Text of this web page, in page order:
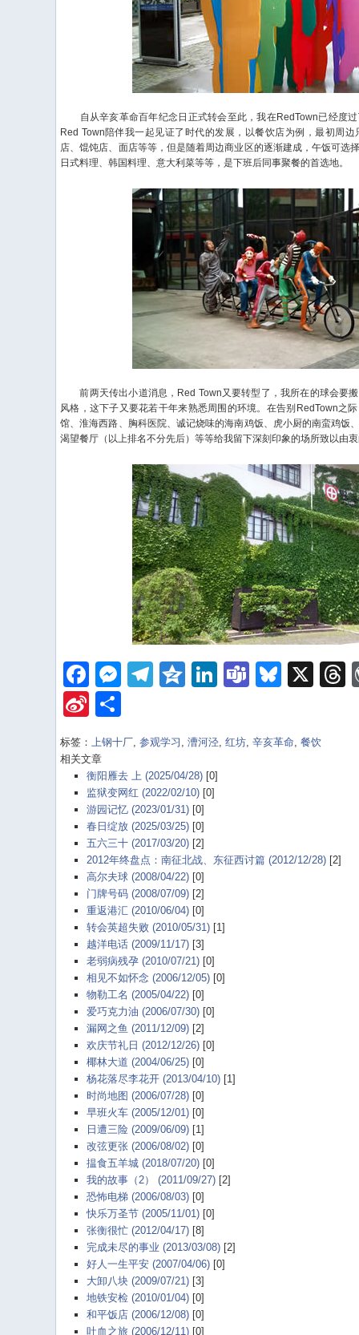
自从辛亥革命百年纪念日正式转会至此，我在RedTown已经度过
Red Town陪伴我一起见证了时代的发展，以餐饮店为例，最初周
店、馄饨店、面店等等，但是随着周边商业区的逐渐建成，午饭可选
日式料理、韩国料理、意大利菜等等，是下班后同事聚餐的首选地。
前两天传出小道消息，Red Town又要转型了，我所在的球会要
风格，这下子又要花若干年来熟悉周围的环境。在告别RedTown之
馆、淮海西路、胸科医院、诚记烧味的海南鸡饭、虎小厨的南蛮鸡饭
渴望餐厅（以上排名不分先后）等等给我留下深刻印象的场所致以由
Facebook
Messenger
Telegram
Qzone
LinkedIn
TeamsX
Sina
Weibo
标签：上钢十厂,参观学习 ,漕河泾,红坊,辛亥革命,餐饮
相关文章
衡阳雁去 上 (2025/04/28)[0]
监狱变网红 (2022/02/10)[0]
游园记忆 (2023/01/31)[0]
春日绽放 (2025/03/25)[0]
五六三十 (2017/03/20)[2]
2012年终盘点：南征北战、东征西讨篇 (2012/12/28)[2]
高尔夫球 (2008/04/22)[0]
门牌号码 (2008/07/09)[2]
重返港汇 (2010/06/04)[0]
转会英超失败 (2010/05/31)[1]
越洋电话 (2009/11/17)[3]
老弱病残孕 (2010/07/21)[0]
相见不如怀念 (2006/12/05)[0]
物勒工名 (2005/04/22)[0]
爱巧克力油 (2006/07/30)[0]
漏网之鱼 (2011/12/09)[2]
欢庆节礼日 (2012/12/26)[0]
椰林大道 (2004/06/25)[0]
杨花落尽李花开 (2013/04/10)[1]
时尚地图 (2006/07/28)[0]
早班火车 (2005/12/01)[0]
日遭三险 (2009/06/09)[1]
改弦更张 (2006/08/02)[0]
揾食五羊城 (2018/07/20)[0]
我的故事（2） (2011/09/27)[2]
恐怖电梯 (2006/08/03)[0]
快乐万圣节 (2005/11/01)[0]
张衡很忙 (2012/04/17)[8]
完成未尽的事业 (2013/03/08)[2]
好人一生平安 (2007/04/06)[0]
大卸八块 (2009/07/21)[3]
地铁安检 (2010/01/04)[0]
和平饭店 (2006/12/08)[0]
吐血之旅 (2006/12/11)[0]